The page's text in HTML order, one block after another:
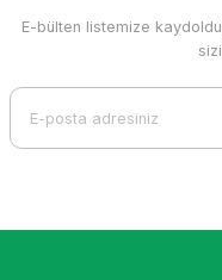
Ürün resmi kalitesiz,
E-bülten listemize